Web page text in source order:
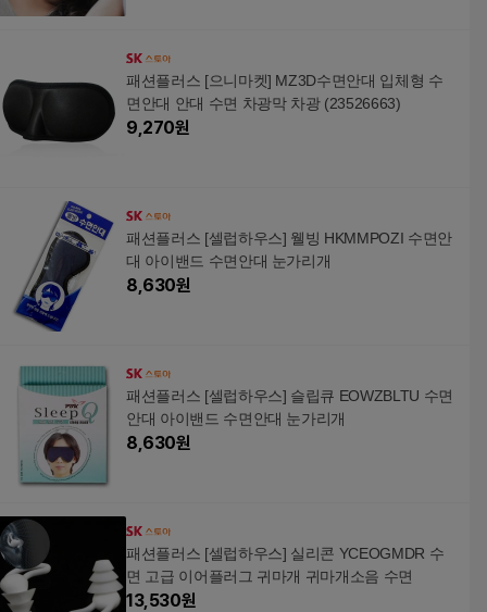
패션플러스 [으니마켓] MZ3D수면안대 입체형 수
면안대 안대 수면 차광막 차광 (23526663)
9,270원
패션플러스 [셀럽하우스] 웰빙 HKMMPOZI 수면안
대 아이밴드 수면안대 눈가리개
8,630원
패션플러스 [셀럽하우스] 슬립큐 EOWZBLTU 수면
안대 아이밴드 수면안대 눈가리개
8,630원
패션플러스 [셀럽하우스] 실리콘 YCEOGMDR 수
면 고급 이어플러그 귀마개 귀마개소음 수면
13,530원